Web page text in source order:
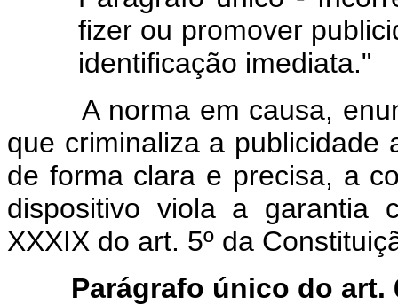
fizer ou promover
identificação imediata."
A norma em causa,
que criminaliza a publicidade
de forma clara e precisa, a
dispositivo viola a garantia
XXXIX do art. 5º da
Parágrafo único do art.